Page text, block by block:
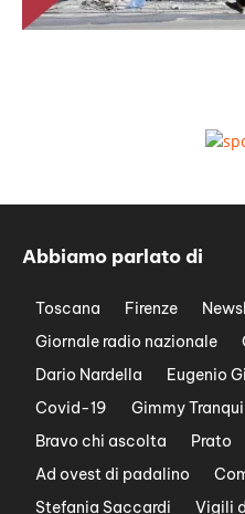
Abbiamo parlato di
Toscana Firenze
Giornale radio nazionale
Dario Nardella
Eugenio
Covid-19
Gimmy
Bravo chi ascolta
Prato
Ad ovest di padalino
Stefania Saccardi
Vigili